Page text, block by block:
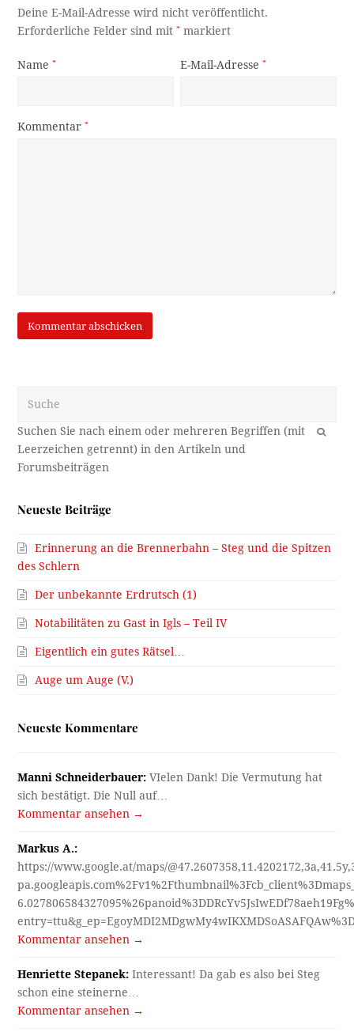
Deine E-Mail-Adresse wird nicht veröffentlicht.
Erforderliche Felder sind mit* markiert
Name* E-Mail-Adresse*
Kommentar*
OK
Neueste Beiträge
Erinnerung an die Brennerbahn – Steg und die Spitzen
des Schlern
Der unbekannte Erdrutsch (1)
Notabilitäten zu Gast in Igls – Teil IV
Eigentlich ein gutes Rätsel…
Auge um Auge (V.)
Neueste Kommentare
Manni Schneiderbauer: VIelen Dank! Die Vermutung hat
sich bestätigt. Die Null auf…
Kommentar ansehen →
Markus A.:
https://www.google.at/maps/
Kommentar ansehen →
Henriette Stepanek: Interessant! Da gab es also bei Steg
schon eine steinerne…
Kommentar ansehen →